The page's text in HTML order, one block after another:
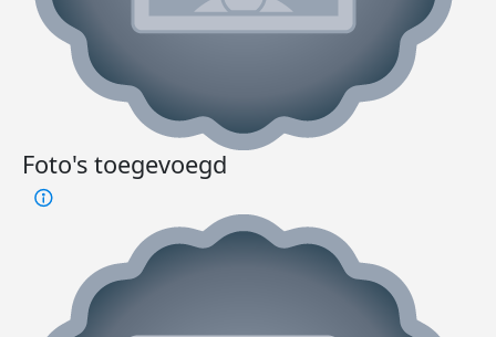
Foto's toegevoegd